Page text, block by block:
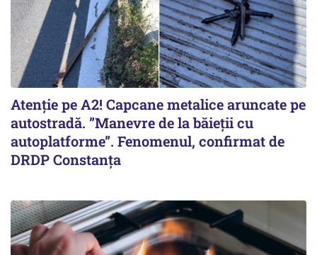
Atenție pe A2! Capcane metalice aruncate pe
autostradă. ”Manevre de la băieții cu
autoplatforme”. Fenomenul, confirmat de
DRDP Constanța